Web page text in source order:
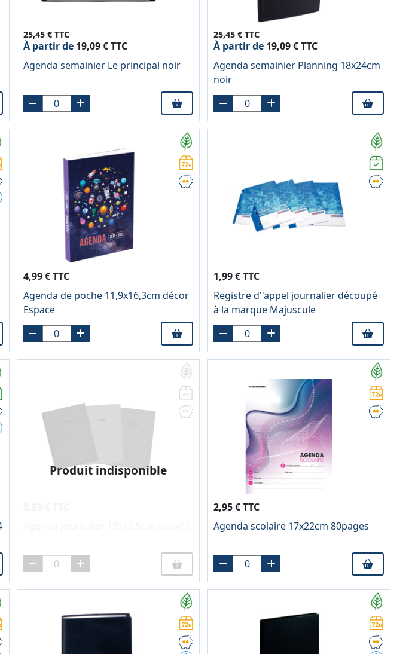
25,45 € TTC
À partir de19,09 € TTC
Agenda semainier Le principal noir
25,45 € TTC
À partir de 19,09 € TTC
Agenda semainier Planning 18x24cm
noir
4,99 € TTC
Agenda de poche 11,9x16,3cm décor
Espace
1,99 € TTC
Registre d''appel journalier découpé
à la marque Majuscule
Produit indisponible
2,95 € TTC
Agenda scolaire 17x22cm 80pages